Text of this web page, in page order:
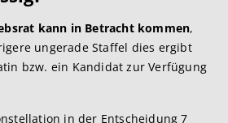
kann in Betracht kommen,
ungerade Staffel dies ergibt
bzw. ein Kandidat zur Verfügung
in der Entscheidung 7